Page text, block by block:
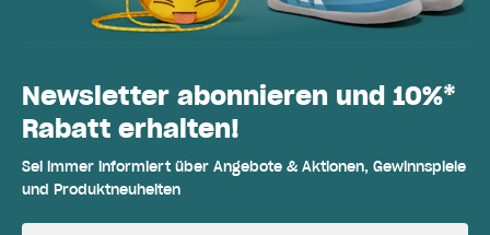
Newsletter abonnieren und 10%*
Rabatt erhalten!
Sei immer informiert über Angebote & Aktionen, Gewinnspiele
und Produktneuheiten